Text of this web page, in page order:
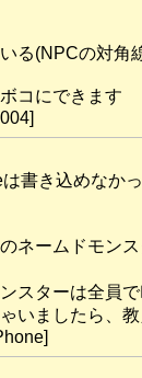
る(NPCの対角
コにできます
書き込めなか
ネームドモン
スターは全員
いましたら、教